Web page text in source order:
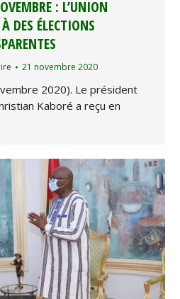
: L’UNION
DES ÉLECTIONS
21 novembre 2020
2020). Le président
Kaboré a reçu en